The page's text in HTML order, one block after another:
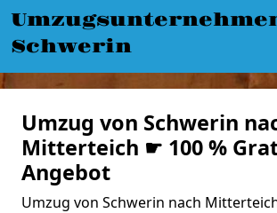
Schwerin
Umzug von Schwerin
Mitterteich ☛ 100 %
Angebot
Umzug von Schwerin nach